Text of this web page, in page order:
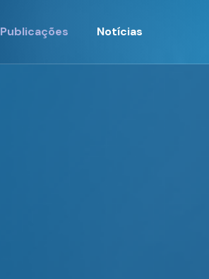
Publicações Notícias